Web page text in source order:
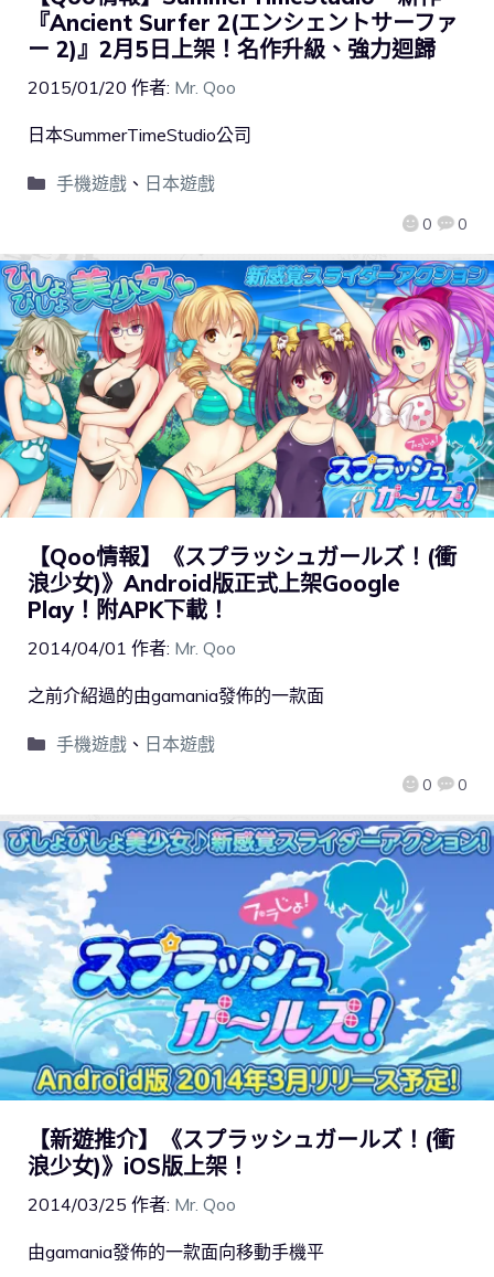
『Ancient Surfer 2(エンシェントサーファ
ー 2)』2月5日上架！名作升級、強力迴歸
2015/01/20 作者: Mr. Qoo
0 0
日本SummerTimeStudio公司
手機遊戲、 日本遊戲
【Qoo情報】《スプラッシュガールズ！(衝
浪少女)》Android版正式上架Google
Play！附APK下載！
2014/04/01 作者: Mr. Qoo
0 0
之前介紹過的由gamania發佈的一款面
手機遊戲、 日本遊戲
【新遊推介】《スプラッシュガールズ！(衝
浪少女)》iOS版上架！
2014/03/25 作者: Mr. Qoo
由gamania發佈的一款面向移動手機平